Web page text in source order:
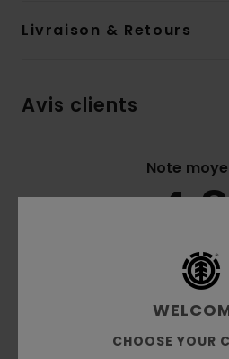
Livraison & Retours
Avis clients
Note
4.8
4 avis vérifiés
100% de nos clients
ConfortCHOOSE YOUR